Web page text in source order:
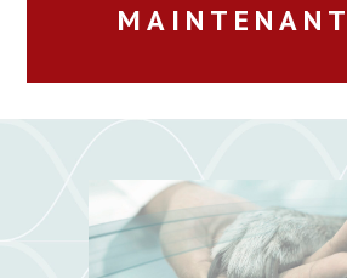
MAINTENANT